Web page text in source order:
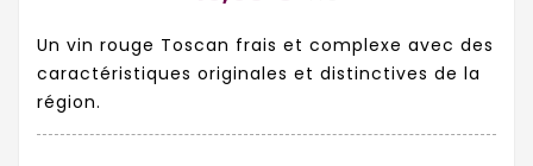
Un vin rouge Toscan frais et complexe avec des
caractéristiques originales et distinctives de la
région.